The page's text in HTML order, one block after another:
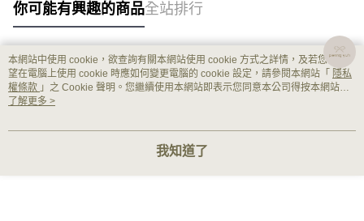
你可能有興趣的商品全站排行
熱門標籤
本網站中使用 cookie，欲查詢有關本網站使用 cookie 方式之詳情，及若您不希
望在電腦上使用 cookie 時應如何變更電腦的 cookie 設定，請參閱本網站「 隱私
權條款 」之 Cookie 聲明。您繼續使用本網站即表示您同意本公司得按本網站使
用條款之 Cookie 聲明使用 cookie。
了解更多 >
我知道了